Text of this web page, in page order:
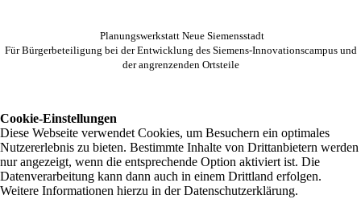
Planungswerkstatt Neue Siemensstadt
Für Bürgerbeteiligung bei der Entwicklung des Siemens-Innovationscampus und
der angrenzenden Ortsteile
Cookie-Einstellungen
Diese Webseite verwendet Cookies, um Besuchern ein optimales
Nutzererlebnis zu bieten. Bestimmte Inhalte von Drittanbietern werden
nur angezeigt, wenn die entsprechende Option aktiviert ist. Die
Datenverarbeitung kann dann auch in einem Drittland erfolgen.
Weitere Informationen hierzu in der Datenschutzerklärung.